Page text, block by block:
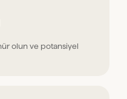
olun ve potansiyel